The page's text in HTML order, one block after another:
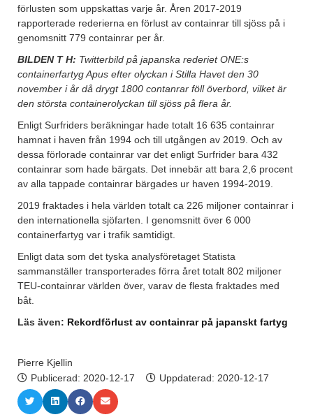
förlusten som uppskattas varje år. Åren 2017-2019
rapporterade rederierna en förlust av containrar till sjöss på i
genomsnitt 779 containrar per år.
BILDEN T H: Twitterbild på japanska rederiet ONE:s
containerfartyg Apus efter olyckan i Stilla Havetden 30
november i år då drygt 1800 contanrar föll överbord, vilket är
den största containerolyckan till sjöss på flera år.
Enligt Surfriders beräkningar hade totalt 16 635 containrar
hamnat i haven från 1994 och till utgången av 2019. Och av
dessa förlorade containrar var det enligt Surfrider bara 432
containrar som hade bärgats. Det innebär att bara 2,6 procent
av alla tappade containrar bärgades ur haven 1994-2019.
2019 fraktades i hela världen totalt ca 226 miljoner containrar i
den internationella sjöfarten. I genomsnitt över 6 000
containerfartyg var i trafik samtidigt.
Enligt data som det tyska analysföretaget Statista
sammanställer transporterades förra året totalt 802 miljoner
TEU-containrar världen över, varav de flesta fraktades med
båt.
Läs även: Rekordförlust av containrar på japanskt fartyg
Pierre Kjellin
Publicerad: 2020-12-17 Uppdaterad: 2020-12-17